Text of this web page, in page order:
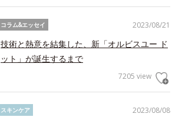
2023/08/21
コラム&エッセイ
技術と熱意を結集した、新「オルビスユー ド
ット」が誕生するまで
7205 view
2023/08/08
スキンケア